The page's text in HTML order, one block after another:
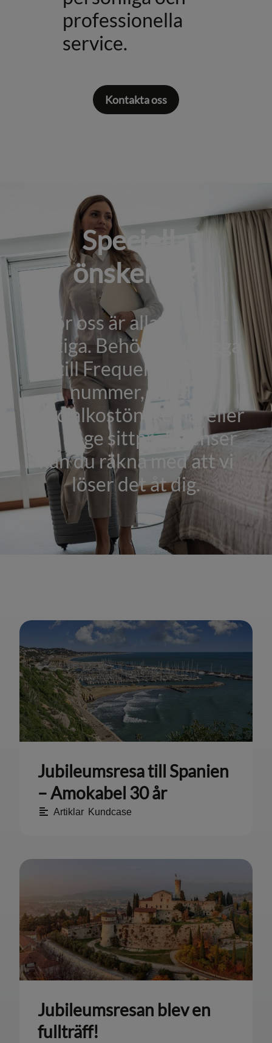
professionella
service.
Kontakta oss
Speciella
önskemål?
För oss är alla detaljer
viktiga. Behöver du lägga
till Frequent Flyer-
nummer, har du
specialkostönskemål eller
vill ange sittpreferenser
kan du räkna med att vi
löser det åt dig.
Jubileumsresa till Spanien
– Amokabel 30 år
Artiklar, Kundcase
Jubileumsresan blev en
fullträff!